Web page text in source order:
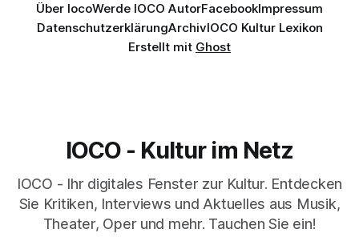
Über IocoWerde IOCO AutorFacebookImpressum
DatenschutzerklärungArchivIOCO Kultur Lexikon
Erstellt mit Ghost
IOCO - Kultur im Netz
IOCO - Ihr digitales Fenster zur Kultur. Entdecken
Sie Kritiken, Interviews und Aktuelles aus Musik,
Theater, Oper und mehr. Tauchen Sie ein!